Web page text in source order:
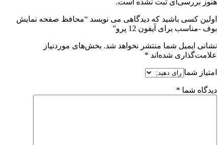
اولین کسی باشید که دیدگاهی می نویسد “محافظ صفحه نمایش
بوف -مناسب برای آیفون 12 پرو”
نشانی ایمیل شما منتشر نخواهد شد. بخش‌های موردنیاز
علامت‌گذاری شده‌اند *
امتیاز شما
دیدگاه شما *